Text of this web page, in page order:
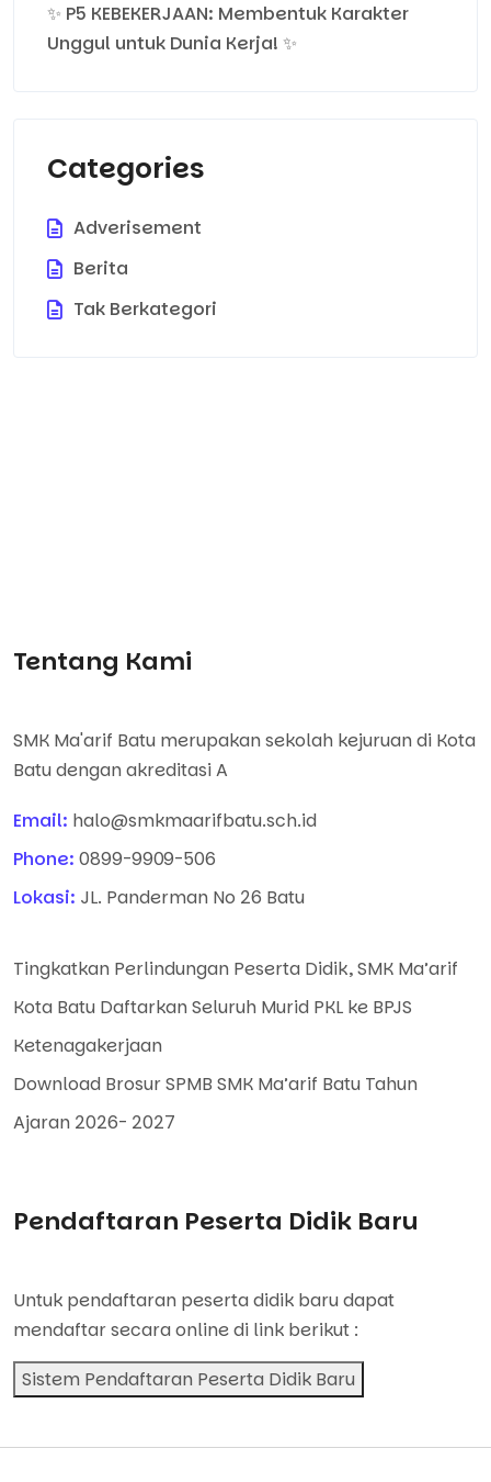
✨ P5 KEBEKERJAAN: Membentuk Karakter
Unggul untuk Dunia Kerja! ✨
Categories
Adverisement
Berita
Tak Berkategori
Tentang Kami
SMK Ma'arif Batu merupakan sekolah kejuruan di Kota
Batu dengan akreditasi A
Email: halo@smkmaarifbatu.sch.id
Phone: 0899-9909-506
Lokasi: JL. Panderman No 26 Batu
Tingkatkan Perlindungan Peserta Didik, SMK Ma’arif
Kota Batu Daftarkan Seluruh Murid PKL ke BPJS
Ketenagakerjaan
Download Brosur SPMB SMK Ma’arif Batu Tahun
Ajaran 2026- 2027
Pendaftaran Peserta Didik Baru
Untuk pendaftaran peserta didik baru dapat
mendaftar secara online di link berikut :
Sistem Pendaftaran Peserta Didik Baru